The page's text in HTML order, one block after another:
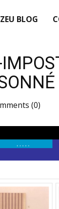
ZEU BLOG
(0)